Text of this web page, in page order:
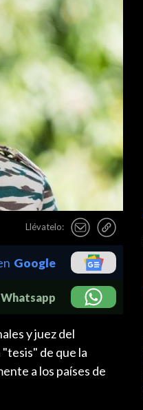
Llévatelo:
Google
Whatsapp
y juez del
de que la
a los países de